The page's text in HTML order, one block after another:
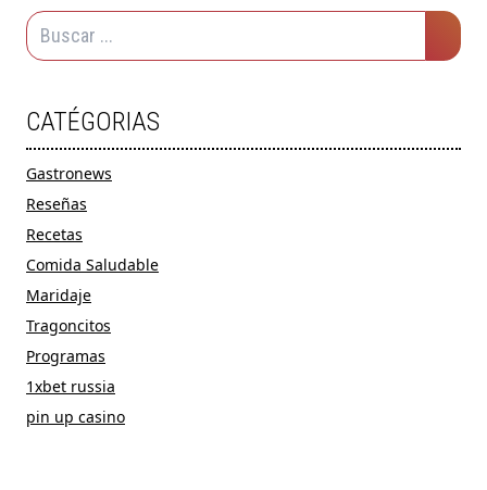
CATÉGORIAS
Gastronews
Reseñas
Recetas
Comida Saludable
Maridaje
Tragoncitos
Programas
1xbet russia
pin up casino